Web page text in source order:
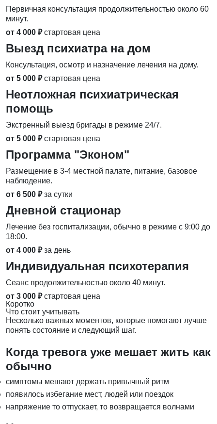
Первичная консультация продолжительностью около 60
минут.
от 4 000 ₽ стартовая цена
Выезд психиатра на дом
Консультация, осмотр и назначение лечения на дому.
от 5 000 ₽ стартовая цена
Неотложная психиатрическая
помощь
Экстренный выезд бригады в режиме 24/7.
от 5 000 ₽ стартовая цена
Программа "Эконом"
Размещение в 3-4 местной палате, питание, базовое
наблюдение.
от 6 500 ₽ за сутки
Дневной стационар
Лечение без госпитализации, обычно в режиме с 9:00 до
18:00.
от 4 000 ₽ за день
Индивидуальная психотерапия
Сеанс продолжительностью около 40 минут.
от 3 000 ₽ стартовая цена
Коротко
Что стоит учитывать
Несколько важных моментов, которые помогают лучше
понять состояние и следующий шаг.
Когда тревога уже мешает жить как
обычно
симптомы мешают держать привычный ритм
появилось избегание мест, людей или поездок
напряжение то отпускает, то возвращается волнами